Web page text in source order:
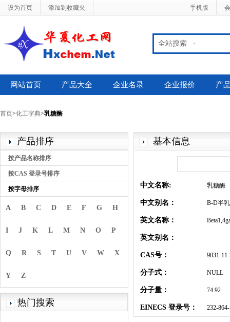
设为首页 添加到收藏夹 手机版
全站搜索
网站首页 产品大全 企业名录 企业报价 产
首页>化工字典>乳糖酶
产品排序
按产品名称排序
按CAS 登录号排序
按字母排序
A B C D E F G H
I J K L M N O P
Q R S T U V W X
Y Z
热门搜索
基本信息
中文名称: 乳糖酶
中文别名： B-D半
英文名称：
英文别名：
CAS号： 9031-
分子式： NULL
分子量： 74.92
EINECS 登录号： 232-